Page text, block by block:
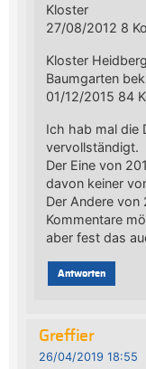
Kloster
27/08/2012 8
Kloster
Baumgarten
01/12/2015 84
Ich hab mal die
vervollständigt.
Der Eine von
davon keiner
Der Andere von
Kommentare
aber fest das
Antworten
Greffier
26/04/2019 18:55